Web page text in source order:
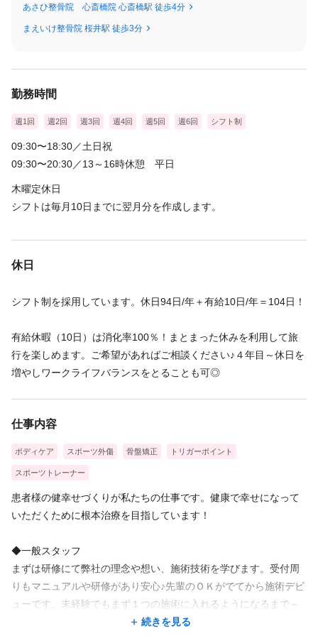
あさひ整骨院 心斎橋院 心斎橋駅 徒歩4分
まえいけ整骨院 桜井駅 徒歩3分
勤務時間
週1回 週2回 週3回 週4回 週5回 週6回 シフト制
09:30〜18:30／土日祝
09:30〜20:30／13～16時休憩 平日
木曜定休日
シフトは毎月10日までに翌月分を作成します。
休日
シフト制を採用しています。休日94日/年＋有給10日/年＝104日！
有給休暇（10日）は消化率100％！まとまった休みを利用して旅
行を楽しめます。ご希望があればご相談ください♪４年目～休日を
増やしワークライフバランスをとることも可◎
仕事内容
ボディケア スポーツ外傷 骨盤矯正 トリガーポイント
スポーツトレーナー
患者様の健幸せづくりが私たちの仕事です。健康で幸せになって
いただくために根本治療を目指しています！
◆一般スタッフ
まずは研修にて弊社の理念や想い、施術技術を学びます。受付周
りもマニュアルや研修があり安心♪先輩のＯＫがでてから施術デビ
ューです。未経験でもまず１つの施術に入れるようになるまで～
２か月ほどです！少しずつ入れる施術を増やしていきます！
続きを見る